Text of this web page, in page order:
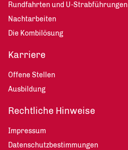
Rundfahrten und U-Strabführungen
Nachtarbeiten
Die Kombilösung
Karriere
Offene Stellen
Ausbildung
Rechtliche Hinweise
Impressum
Datenschutzbestimmungen